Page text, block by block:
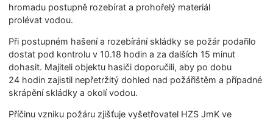
hromadu postupně rozebírat a prohořelý materiál
prolévat vodou.
Při postupném hašení a rozebírání skládky se požár podařilo
dostat pod kontrolu v 10.18 hodin a za dalších 15 minut
dohasit. Majiteli objektu hasiči doporučili, aby po dobu
24 hodin zajistil nepřetržitý dohled nad požářištěm a případné
skrápění skládky a okolí vodou.
Příčinu vzniku požáru zjišťuje vyšetřovatel HZS JmK ve